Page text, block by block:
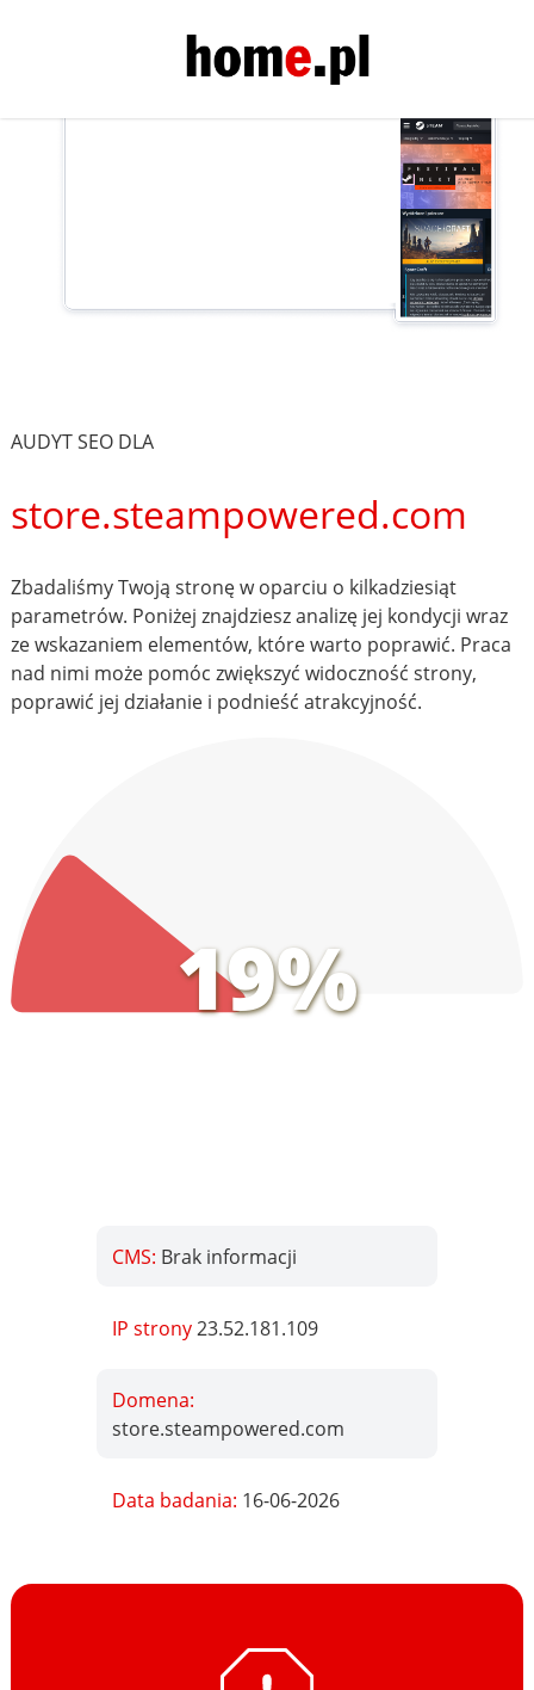
AUDYT SEO DLA
store.steampowered.com
Zbadaliśmy Twoją stronę w oparciu o kilkadziesiąt
parametrów. Poniżej znajdziesz analizę jej kondycji wraz
ze wskazaniem elementów, które warto poprawić. Praca
nad nimi może pomóc zwiększyć widoczność strony,
poprawić jej działanie i podnieść atrakcyjność.
19%
CMS: Brak informacji
IP strony23.52.181.109
Domena:
store.steampowered.com
Data badania: 16-06-2026